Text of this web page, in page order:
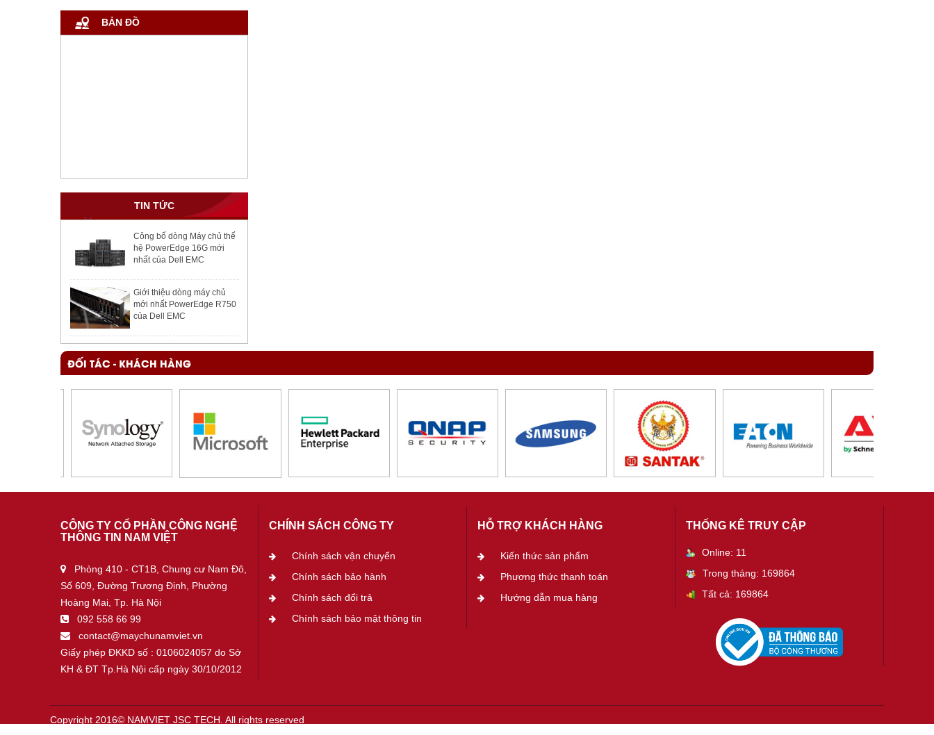
BẢN ĐỒ
TIN TỨC
Công bố dòng Máy chủ thế
hệ PowerEdge 16G mới
nhất của Dell EMC
Giới thiệu dòng máy chủ
mới nhất PowerEdge R750
của Dell EMC
ĐỐI TÁC - KHÁCH HÀNG
CÔNG TY CỔ PHẦN CÔNG NGHỆ
THÔNG TIN NAM VIỆT
Phòng 410 - CT1B, Chung cư Nam Đô,
Số 609, Đường Trương Định, Phường
Hoàng Mai, Tp. Hà Nội
092 558 66 99
contact@maychunamviet.vn
Giấy phép ĐKKD số : 0106024057 do Sở
KH & ĐT Tp.Hà Nội cấp ngày 30/10/2012
CHÍNH SÁCH CÔNG TY
Chính sách vận chuyển
Chính sách bảo hành
Chính sách đổi trả
Chính sách bảo mật thông tin
HỖ TRỢ KHÁCH HÀNG
Kiến thức sản phẩm
Phương thức thanh toán
Hướng dẫn mua hàng
THỐNG KÊ TRUY CẬP
Online: 11
Trong tháng: 169864
Tất cả: 169864
Copyright 2016© NAMVIET JSC TECH. All rights reserved